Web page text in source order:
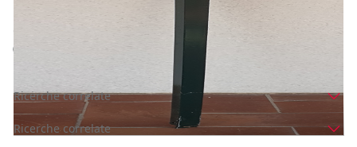
Ricerche correlate
Ricerche correlate